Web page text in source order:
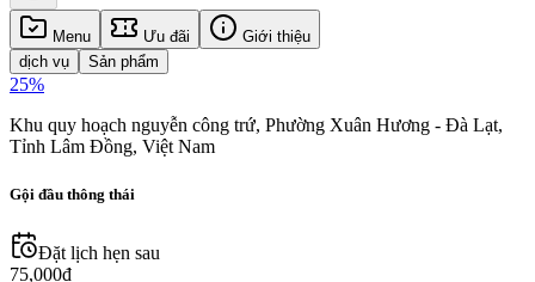
Menu Ưu đãi
Giới thiệu
dịch vụ
Sản phẩm
25%
Khu quy hoạch nguyễn công trứ, Phường Xuân Hương - Đà Lạt,
Tỉnh Lâm Đồng, Việt Nam
Gội đầu thông thái
Đặt lịch hẹn sau
75,000đ